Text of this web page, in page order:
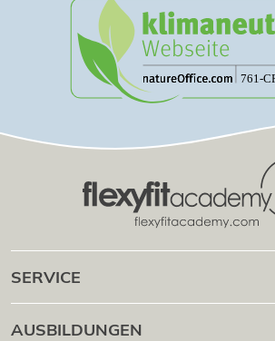
SERVICE
Karriere danach
AUSBILDUNGEN